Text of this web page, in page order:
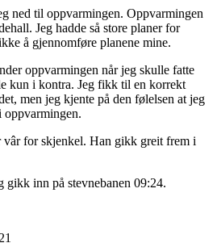
ned til oppvarmingen. Oppvarmingen
Jeg hadde så store planer for
å gjennomføre planene mine.
oppvarmingen når jeg skulle fatte
kun i kontra. Jeg fikk til en korrekt
men jeg kjente på den følelsen at jeg
oppvarmingen.
vâr for skjenkel. Han gikk greit frem i
gikk inn på stevnebanen 09:24.